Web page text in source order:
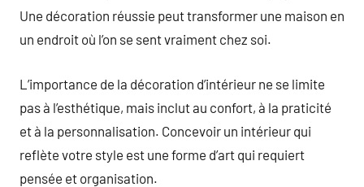
Une décoration réussie peut transformer une maison en
un endroit où l’on se sent vraiment chez soi.
L’importance de la décoration d’intérieur ne se limite
pas à l’esthétique, mais inclut au confort, à la praticité
et à la personnalisation. Concevoir un intérieur qui
reflète votre style est une forme d’art qui requiert
pensée et organisation.